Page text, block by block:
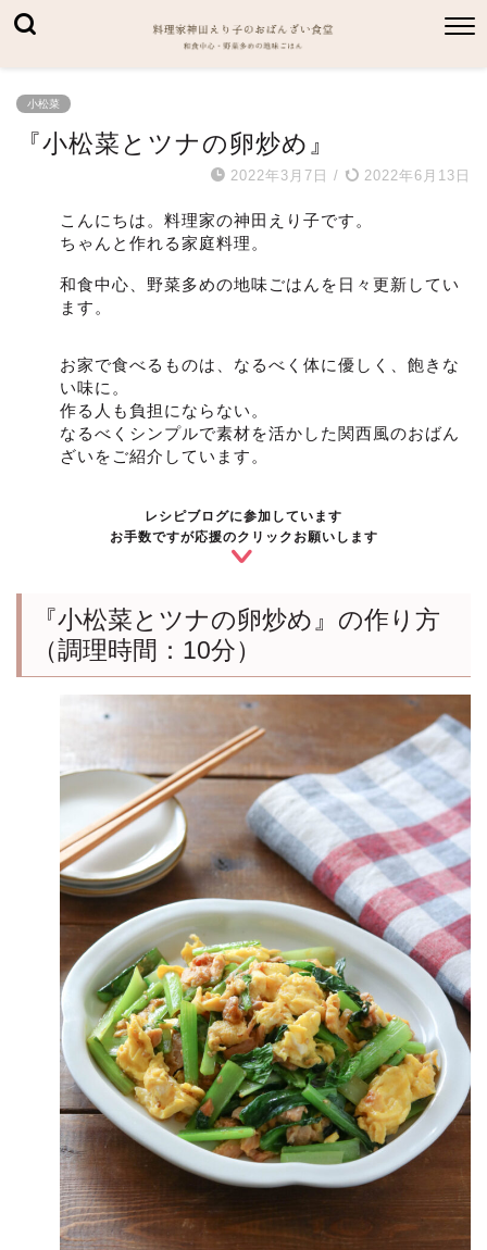
小松菜
『小松菜とツナの卵炒め』
2022年3月7日 / 2022年6月13日
こんにちは。料理家の神田えり子です。
ちゃんと作れる家庭料理。
和食中心、野菜多めの地味ごはんを日々更新してい
ます。
お家で食べるものは、なるべく体に優しく、飽きな
い味に。
作る人も負担にならない。
なるべくシンプルで素材を活かした関西風のおばん
ざいをご紹介しています。
レシピブログに参加しています
お手数ですが応援のクリックお願いします
『小松菜とツナの卵炒め』の作り方
（調理時間：10分）